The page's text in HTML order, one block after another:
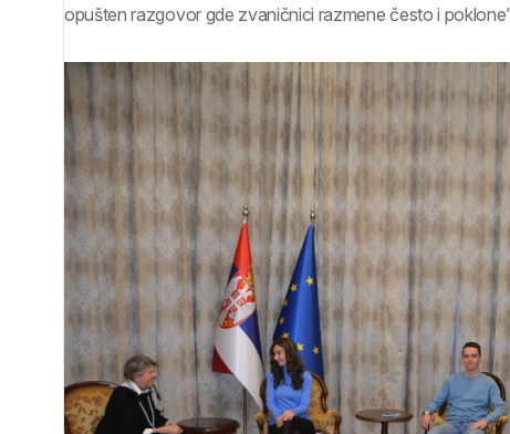
opušten razgovor gde zvaničnici razmene često i